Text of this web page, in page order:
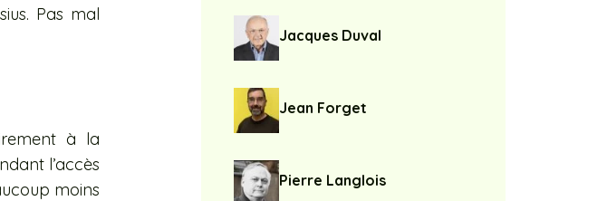
Pas mal
à la
l’accès
moins
Jacques Duval
Jean Forget
Pierre Langlois